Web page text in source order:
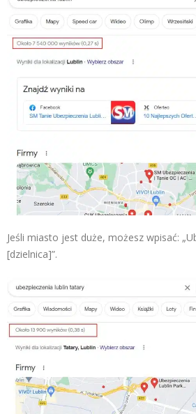
Jeśli miasto jest duże, możesz wpisać:
[dzielnica]”.